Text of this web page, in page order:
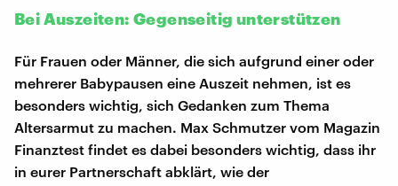
Bei Auszeiten: Gegenseitig unterstützen
Für Frauen oder Männer, die sich aufgrund einer oder
mehrerer Babypausen eine Auszeit nehmen, ist es
besonders wichtig, sich Gedanken zum Thema
Altersarmut zu machen. Max Schmutzer vom Magazin
Finanztest findet es dabei besonders wichtig, dass ihr
in eurer Partnerschaft abklärt, wie der